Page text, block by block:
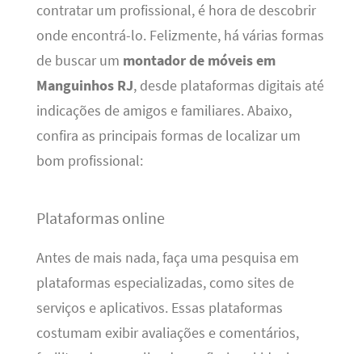
contratar um profissional, é hora de descobrir
onde encontrá-lo. Felizmente, há várias formas
de buscar um montador de móveis em
Manguinhos RJ, desde plataformas digitais até
indicações de amigos e familiares. Abaixo,
confira as principais formas de localizar um
bom profissional:
Plataformas online
Antes de mais nada, faça uma pesquisa em
plataformas especializadas, como sites de
serviços e aplicativos. Essas plataformas
costumam exibir avaliações e comentários,